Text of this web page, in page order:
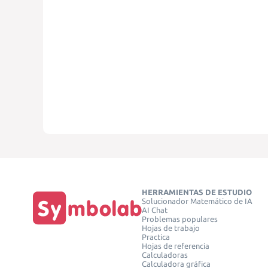
HERRAMIENTAS DE ESTUDIO
Solucionador Matemático de IA
AI Chat
Problemas populares
Hojas de trabajo
Practica
Hojas de referencia
Calculadoras
Calculadora gráfica